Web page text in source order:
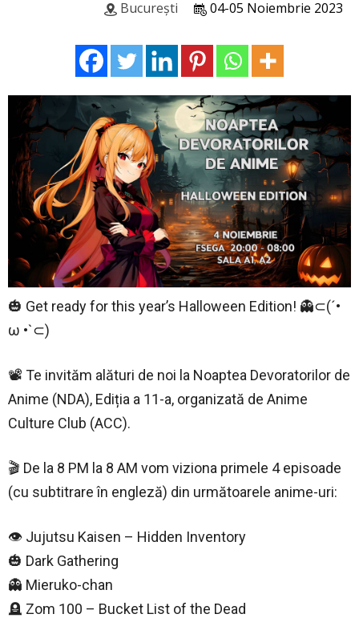
04-05 Noiembrie 2023
București
🎃 Get ready for this year’s Halloween Edition! 👻⊂(´•
ω •`⊂)
📽️ Te invităm alături de noi la Noaptea Devoratorilor de
Anime (NDA), Ediția a 11-a, organizată de Anime
Culture Club (ACC).
🎬 De la 8 PM la 8 AM vom viziona primele 4 episoade
(cu subtitrare în engleză) din următoarele anime-uri:
👁️ Jujutsu Kaisen – Hidden Inventory
🎃 Dark Gathering
👻 Mieruko-chan
🪦 Zom 100 – Bucket List of the Dead